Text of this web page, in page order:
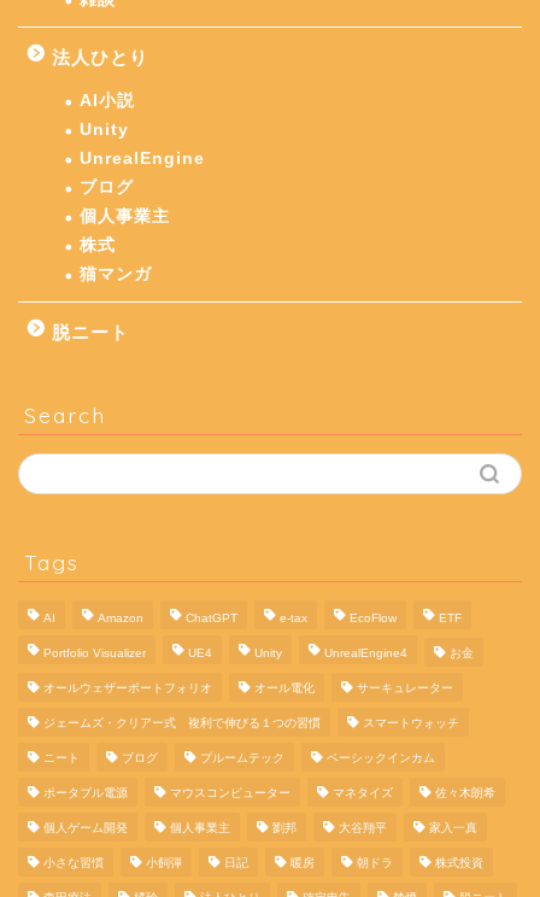
法人ひとり
AI小説
Unity
UnrealEngine
ブログ
個人事業主
株式
猫マンガ
脱ニート
Search
Tags
AI Amazon ChatGPT e-tax EcoFlow ETF
Portfolio Visualizer UE4 Unity UnrealEngine4 お金
オールウェザーポートフォリオ オール電化 サーキュレーター
ジェームズ・クリアー式 複利で伸びる１つの習慣 スマートウォッチ
ニート ブログ プルームテック ベーシックインカム
ポータブル電源 マウスコンピューター マネタイズ 佐々木朗希
個人ゲーム開発 個人事業主 劉邦 大谷翔平 家入一真
小さな習慣 小飼弾 日記 暖房 朝ドラ 株式投資